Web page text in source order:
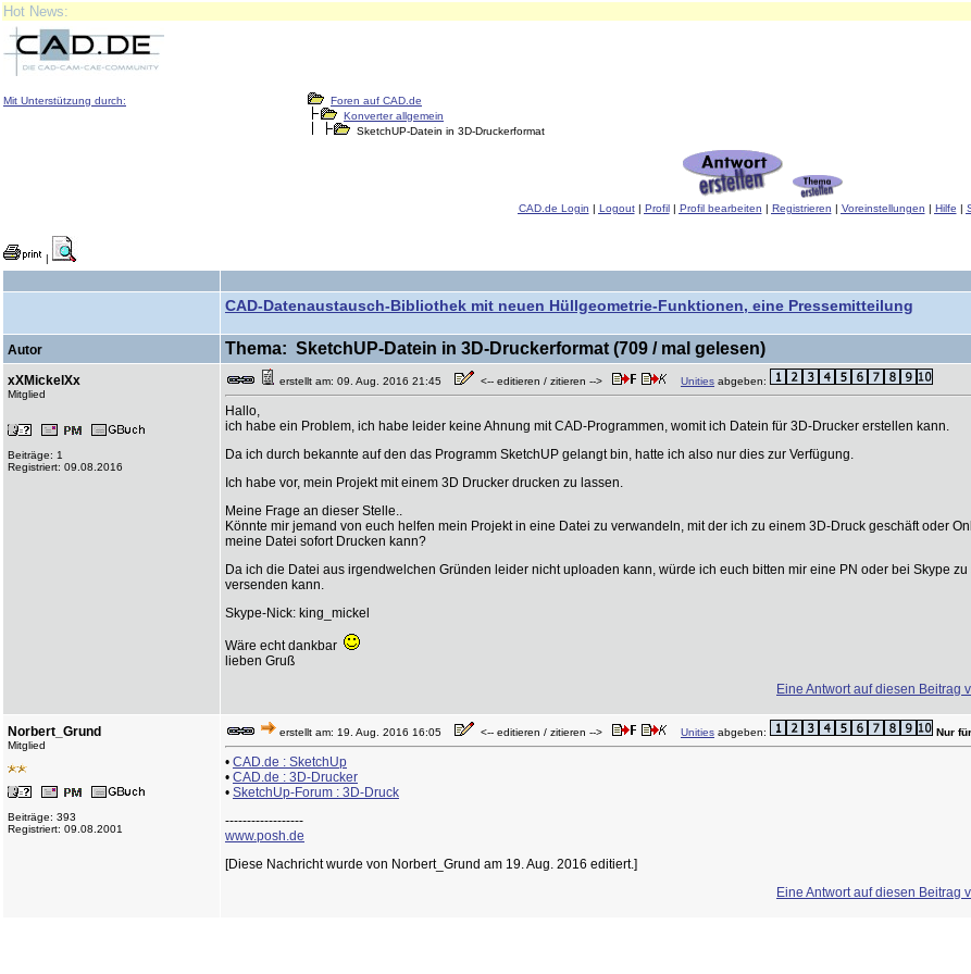
Hot News:
Mit Unterstützung durch:
Foren auf CAD.de
Konverter allgemein
SketchUP-Datein in 3D-Druckerformat
CAD.de Login | Logout| Profil| Profil bearbeiten | Registrieren | Voreinstellungen | Hilfe |
|
CAD-Datenaustausch-Bibliothek mit neuen Hüllgeometrie-Funktionen, eine Pressemitteilung
Autor
Thema: SketchUP-Datein in 3D-Druckerformat (709 / mal gelesen)
xXMickelXx
Mitglied
Beiträge: 1
Registriert: 09.08.2016
erstellt am: 09. Aug. 2016 21:45 <-- editieren / zitieren --> Unities abgeben:
Hallo,
ich habe ein Problem, ich habe leider keine Ahnung mit CAD-Programmen, womit ich Datein für 3D-Drucker erstellen kann.
Da ich durch bekannte auf den das Programm SketchUP gelangt bin, hatte ich also nur dies zur Verfügung.
Ich habe vor, mein Projekt mit einem 3D Drucker drucken zu lassen.
Meine Frage an dieser Stelle..
Könnte mir jemand von euch helfen mein Projekt in eine Datei zu verwandeln, mit der ich zu einem 3D-Druck geschäft oder
meine Datei sofort Drucken kann?
Da ich die Datei aus irgendwelchen Gründen leider nicht uploaden kann, würde ich euch bitten mir eine PN oder bei Skype zu
versenden kann.
Skype-Nick: king_mickel
Wäre echt dankbar
lieben Gruß
Eine Antwort auf diesen Beitrag
Norbert_Grund
Mitglied
Beiträge: 393
Registriert: 09.08.2001
erstellt am: 19. Aug. 2016 16:05 <-- editieren / zitieren --> Unities abgeben: Nur
• CAD.de : SketchUp
• CAD.de : 3D-Drucker
• SketchUp-Forum : 3D-Druck
------------------
www.posh.de
[Diese Nachricht wurde von Norbert_Grund am 19. Aug. 2016 editiert.]
Eine Antwort auf diesen Beitrag